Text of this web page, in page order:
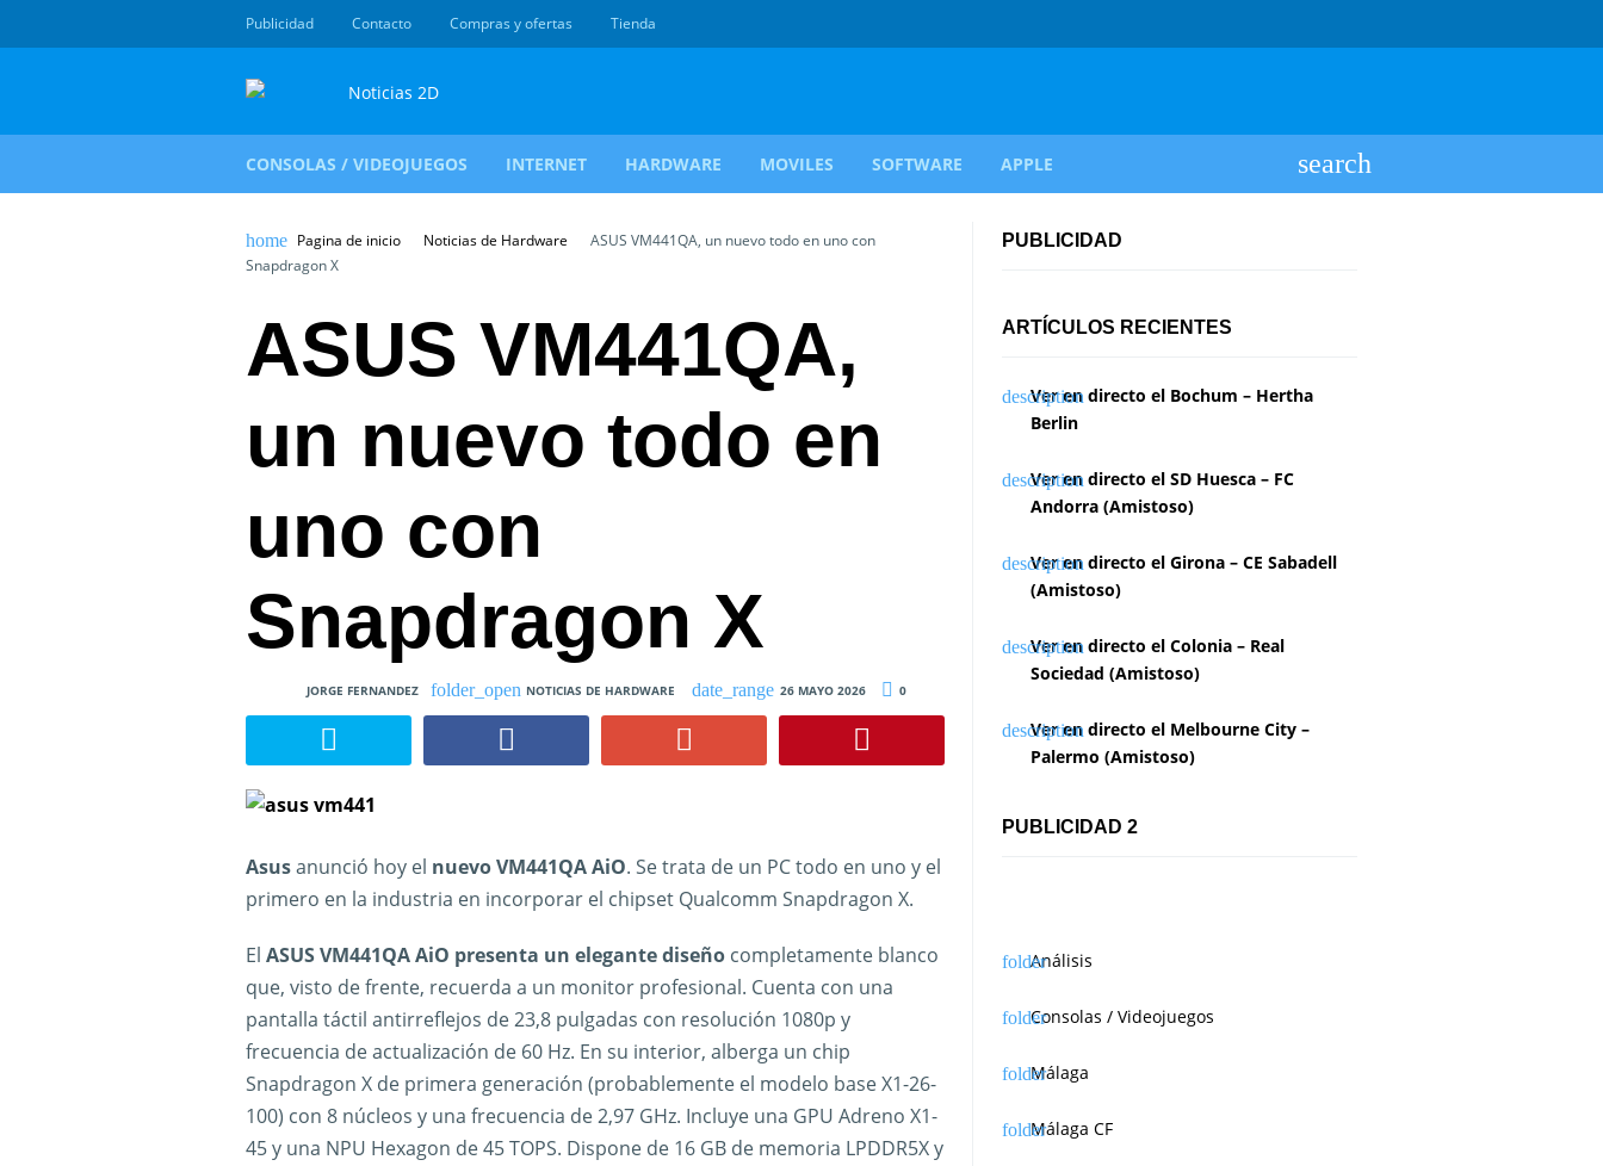
Publicidad Contacto Compras y ofertas Tienda
CONSOLAS / VIDEOJUEGOS INTERNET HARDWARE MOVILES SOFTWARE APPLE
Pagina de inicio Noticias de Hardware
ASUS VM441QA, un nuevo todo en uno con
Snapdragon X
ASUS VM441QA,
un nuevo todo en
uno con
Snapdragon X
JORGE FERNANDEZ NOTICIAS DE HARDWARE 26 MAYO 2026 0
Asusanunció hoy el nuevo VM441QA AiO. Se trata de un PC todo en uno y el
primero en la industria en incorporar el chipset Qualcomm Snapdragon X.
El ASUS VM441QA AiO presenta un elegante diseño completamente blanco
que, visto de frente, recuerda a un monitor profesional. Cuenta con una
pantalla táctil antirreflejos de 23,8 pulgadas con resolución 1080p y
frecuencia de actualización de 60 Hz. En su interior, alberga un chip
Snapdragon X de primera generación (probablemente el modelo base X1-26-
100) con 8 núcleos y una frecuencia de 2,97 GHz. Incluye una GPU Adreno X1-
45 y una NPU Hexagon de 45 TOPS. Dispone de 16 GB de memoria LPDDR5X y
PUBLICIDAD
ARTÍCULOS RECIENTES
Ver en directo el Bochum – Hertha
Berlin
Ver en directo el SD Huesca – FC
Andorra (Amistoso)
Ver en directo el Girona – CE Sabadell
(Amistoso)
Ver en directo el Colonia – Real
Sociedad (Amistoso)
Ver en directo el Melbourne City –
Palermo (Amistoso)
PUBLICIDAD 2
Análisis
Consolas / Videojuegos
Málaga
Málaga CF